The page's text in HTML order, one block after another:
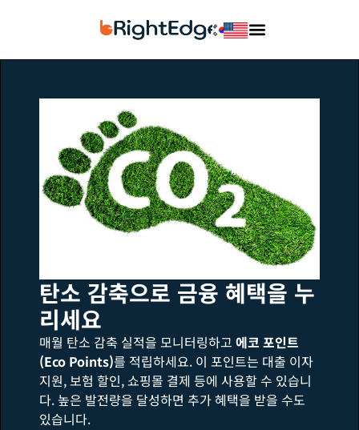
탄소 감축으로 금융 혜택을 누
리세요
매월 탄소 감축 실적을 모니터링하고 에코 포인트
(Eco Points)를 적립하세요. 이 포인트는 대출 이자
지원, 보험 할인, 쇼핑몰 결제 등에 사용할 수 있습니
다. 높은 발전량을 달성하면 추가 혜택을 받을 수도
있습니다.